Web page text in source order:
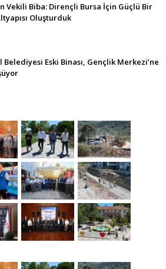
Vekili Biba: Dirençli Bursa İçin Güçlü Bir
Oluşturduk
Belediyesi Eski Binası, Gençlik Merkezi’ne